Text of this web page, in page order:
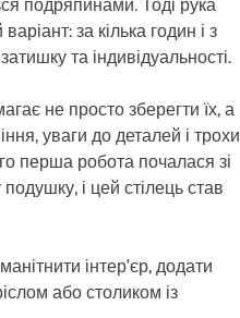
подряпинами. Тоді рука
за кілька годин і з
та індивідуальності.
не просто зберегти їх, а
уваги до деталей і трохи
перша робота почалася зі
і цей стілець став
інтер’єр, додати
або столиком із